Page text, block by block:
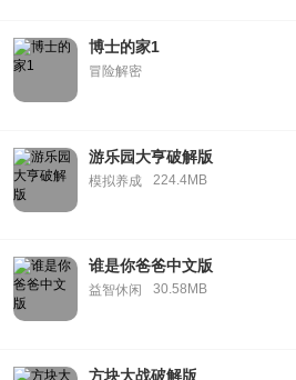
博士的家1
冒险解密
游乐园大亨破解版
模拟养成 224.4MB
谁是你爸爸中文版
益智休闲 30.58MB
方块大战破解版